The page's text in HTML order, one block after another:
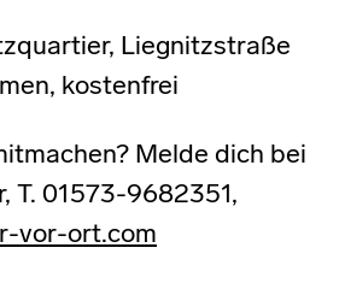
Liegnitzstraße
kostenfrei
Melde dich bei
T. 01573-9682351,
vor-ort.com